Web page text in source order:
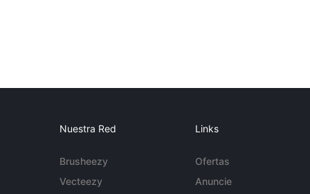
Nuestra Red
Brusheezy
Vecteezy
Links
Ofertas
Anuncie